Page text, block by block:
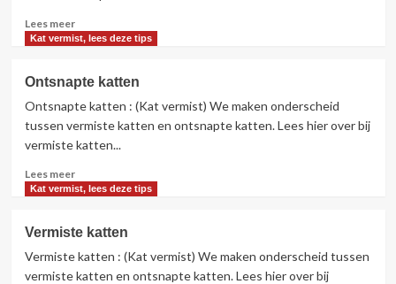
Lees meerLees
meer
of
buitenkat
vermist
Kat vermist, lees deze tips
Ontsnapte katten
Ontsnapte katten : (Kat vermist) We maken onderscheid
tussen vermiste katten en ontsnapte katten. Lees hier over bij
vermiste katten...
Lees meerLees
meer
katten
Kat vermist, lees deze tips
Vermiste katten
Vermiste katten : (Kat vermist) We maken onderscheid tussen
vermiste katten en ontsnapte katten. Lees hier over bij